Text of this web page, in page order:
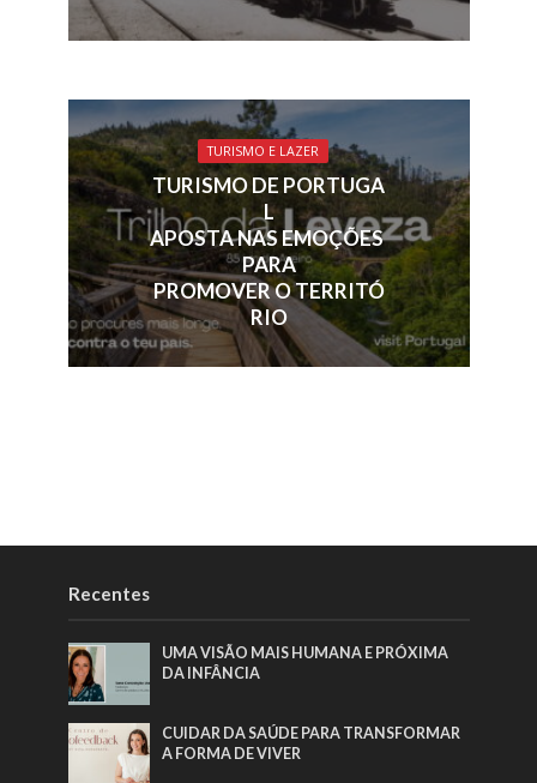
TURISMO E LAZER
TURISMO DE PORTUGA
L
APOSTA NAS EMOÇÕES
PARA
PROMOVER O TERRITÓ
RIO
Recentes
UMA VISÃO MAIS HUMANA E PRÓXIMA
DA INFÂNCIA
CUIDAR DA SAÚDE PARA TRANSFORMAR
A FORMA DE VIVER